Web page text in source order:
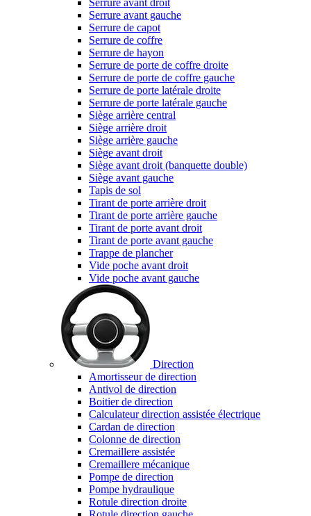
Serrure avant droit
Serrure avant gauche
Serrure de capot
Serrure de coffre
Serrure de hayon
Serrure de porte de coffre droite
Serrure de porte de coffre gauche
Serrure de porte latérale droite
Serrure de porte latérale gauche
Siège arrière central
Siège arrière droit
Siège arrière gauche
Siège avant droit
Siège avant droit (banquette double)
Siège avant gauche
Tapis de sol
Tirant de porte arrière droit
Tirant de porte arrière gauche
Tirant de porte avant droit
Tirant de porte avant gauche
Trappe de plancher
Vide poche avant droit
Vide poche avant gauche
Direction
Amortisseur de direction
Antivol de direction
Boitier de direction
Calculateur direction assistée électrique
Cardan de direction
Colonne de direction
Cremaillere assistée
Cremaillere mécanique
Pompe de direction
Pompe hydraulique
Rotule direction droite